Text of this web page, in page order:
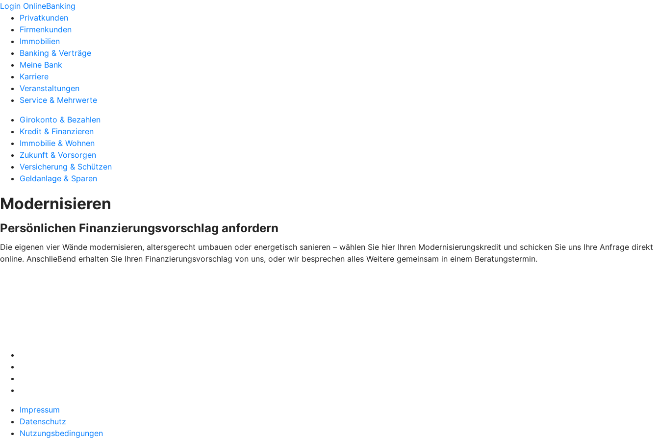
Login OnlineBanking
Privatkunden
Firmenkunden
Immobilien
Banking & Verträge
Meine Bank
Karriere
Veranstaltungen
Service & Mehrwerte
Girokonto & Bezahlen
Kredit & Finanzieren
Immobilie & Wohnen
Zukunft & Vorsorgen
Versicherung & Schützen
Geldanlage & Sparen
Modernisieren
Persönlichen Finanzierungsvorschlag anfordern
Die eigenen vier Wände modernisieren, altersgerecht umbauen oder energetisch sanieren – wählen Sie hier Ihren Modernisierungskredit und schicken Sie uns Ihre Anfrage direkt
online. Anschließend erhalten Sie Ihren Finanzierungsvorschlag von uns, oder wir besprechen alles Weitere gemeinsam in einem Beratungstermin.
Impressum
Datenschutz
Nutzungsbedingungen